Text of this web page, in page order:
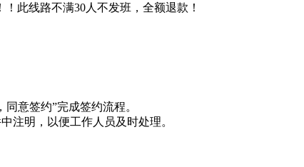
此线路不满30人不发班，全额退款！
意签约”完成签约流程。
注明，以便工作人员及时处理。